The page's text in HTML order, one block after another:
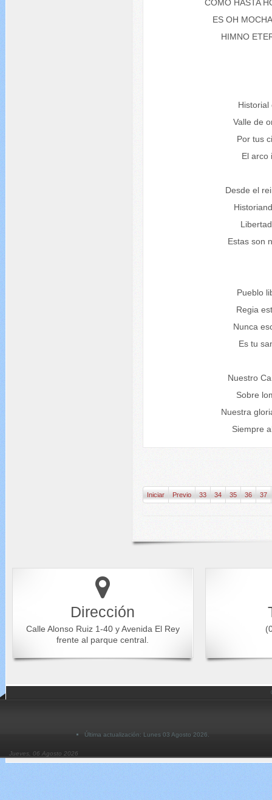
COMO HASTA
ES OH
HIMNO
Historial
Valle de
Por tus
El arco
Desde el
Estas son
Pueblo
Regia
Nunca
Es tu
Nuestro
Sobre
Nuestra
Siempre
Iniciar Previo 33 34 35 36 37
Dirección
Calle Alonso Ruiz 1-40 y Avenida El Rey
frente al parque central.
Última actualización: Lunes 03 Agosto 2026.
Jueves, 06 Agosto 2026